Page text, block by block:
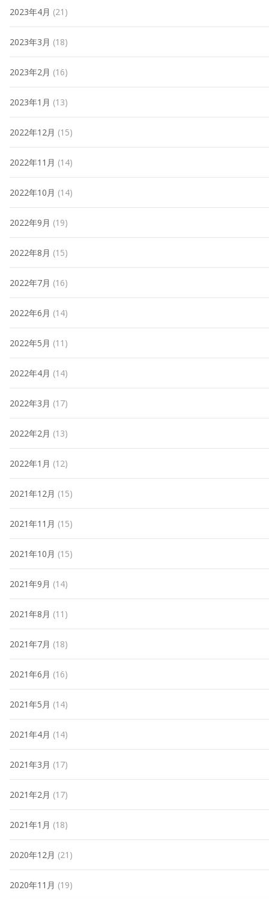
2023年4月 (21)
2023年3月 (18)
2023年2月 (16)
2023年1月 (13)
2022年12月 (15)
2022年11月 (14)
2022年10月 (14)
2022年9月 (19)
2022年8月 (15)
2022年7月 (16)
2022年6月 (14)
2022年5月 (11)
2022年4月 (14)
2022年3月 (17)
2022年2月 (13)
2022年1月 (12)
2021年12月 (15)
2021年11月 (15)
2021年10月 (15)
2021年9月 (14)
2021年8月 (11)
2021年7月 (18)
2021年6月 (16)
2021年5月 (14)
2021年4月 (14)
2021年3月 (17)
2021年2月 (17)
2021年1月 (18)
2020年12月 (21)
2020年11月 (19)